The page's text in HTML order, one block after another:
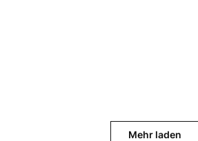
Mehr laden